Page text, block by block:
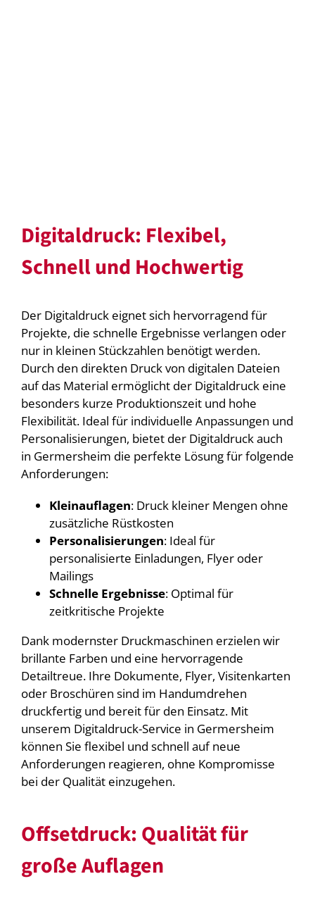
Digitaldruck: Flexibel,
Schnell und Hochwertig
Der Digitaldruck eignet sich hervorragend für
Projekte, die schnelle Ergebnisse verlangen oder
nur in kleinen Stückzahlen benötigt werden.
Durch den direkten Druck von digitalen Dateien
auf das Material ermöglicht der Digitaldruck eine
besonders kurze Produktionszeit und hohe
Flexibilität. Ideal für individuelle Anpassungen und
Personalisierungen, bietet der Digitaldruck auch
in Germersheim die perfekte Lösung für folgende
Anforderungen:
Kleinauflagen: Druck kleiner Mengen ohne
zusätzliche Rüstkosten
Personalisierungen: Ideal für
personalisierte Einladungen, Flyer oder
Mailings
Schnelle Ergebnisse: Optimal für
zeitkritische Projekte
Dank modernster Druckmaschinen erzielen wir
brillante Farben und eine hervorragende
Detailtreue. Ihre Dokumente, Flyer, Visitenkarten
oder Broschüren sind im Handumdrehen
druckfertig und bereit für den Einsatz. Mit
unserem Digitaldruck-Service in Germersheim
können Sie flexibel und schnell auf neue
Anforderungen reagieren, ohne Kompromisse
bei der Qualität einzugehen.
Offsetdruck: Qualität für
große Auflagen